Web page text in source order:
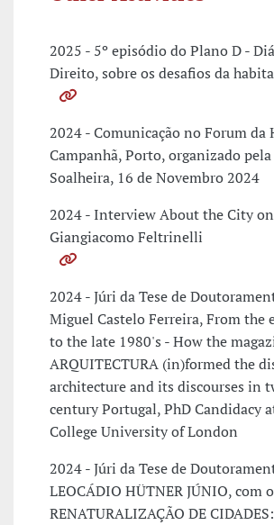
2025 - 5º episódio do Plano D -
Direito, sobre os desafios da
2024 - Comunicação no Forum da
Campanhã, Porto, organizado pela
Soalheira, 16 de Novembro 2024
2024 - Interview About the City
Giangiacomo Feltrinelli
2024 - Júri da Tese de
Miguel Castelo Ferreira, From the
to the late 1980's - How the
ARQUITECTURA (in)formed the
architecture and its discourses in
century Portugal, PhD Candidacy
College University of London
2024 - Júri da Tese de
LEOCÁDIO HÜTNER JÚNIO, com
RENATURALIZAÇÃO DE